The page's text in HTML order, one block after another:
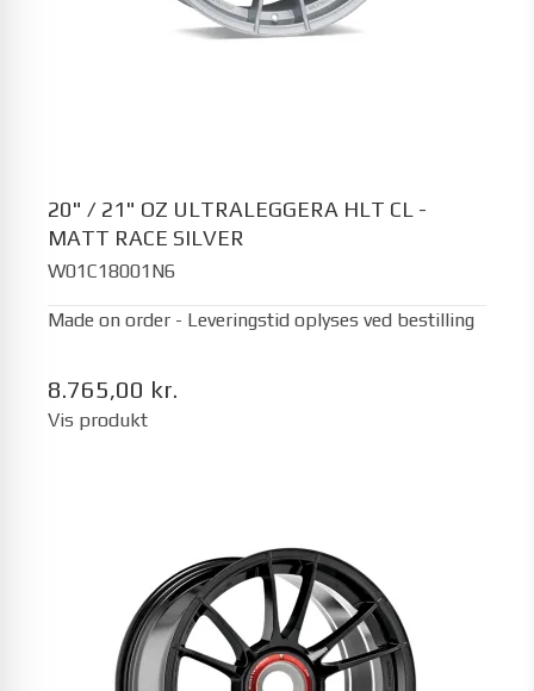
20" / 21" OZ ULTRALEGGERA HLT CL -
MATT RACE SILVER
W01C18001N6
Made on order - Leveringstid oplyses ved bestilling
8.765,00 kr.
Vis produkt